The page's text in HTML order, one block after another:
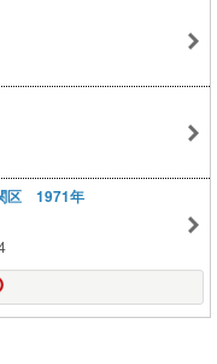
区 1971年